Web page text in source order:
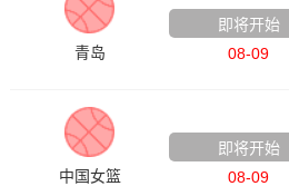
青岛
即将开始
08-09
中国女篮
即将开始
08-09